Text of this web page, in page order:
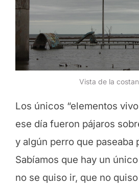
Vista de la
Los únicos “elementos
ese día fueron pájaros
y algún perro que paseaba
Sabíamos que hay un
no se quiso ir, que no